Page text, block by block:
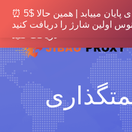
⏰ پیشنهاد ویژه بهزودی پایان مییابد | همین حالا
500MB ترافیک رایگان + 20٪ بونوس اولین شارژ را
⏰ پیشنهاد ویژه بهزودی پایان مییابد | همین حالا $5